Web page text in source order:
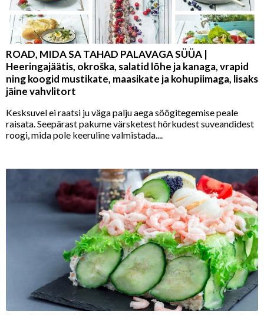
ROAD, MIDA SA TAHAD PALAVAGA SÜÜA |
Heeringajäätis, okroška, salatid lõhe ja kanaga, vrapid
ning koogid mustikate, maasikate ja kohupiimaga, lisaks
jäine vahvlitort
Kesksuvel ei raatsi ju väga palju aega söögitegemise peale
raisata. Seepärast pakume värsketest hõrkudest suveandidest
roogi, mida pole keeruline valmistada....